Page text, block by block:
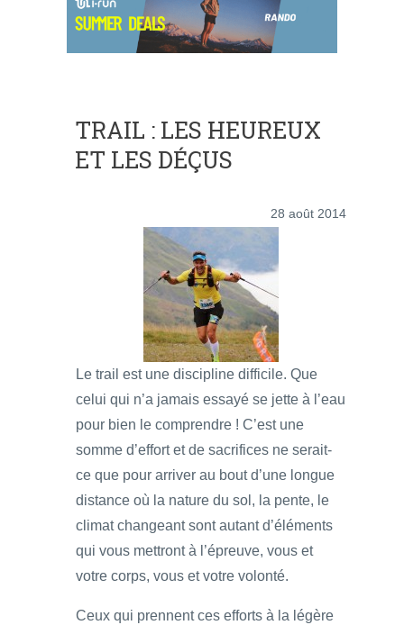
TRAIL : LES HEUREUX
ET LES DÉÇUS
28 août 2014
Le trail est une discipline difficile. Que
celui qui n’a jamais essayé se jette à l’eau
pour bien le comprendre ! C’est une
somme d’effort et de sacrifices ne serait-
ce que pour arriver au bout d’une longue
distance où la nature du sol, la pente, le
climat changeant sont autant d’éléments
qui vous mettront à l’épreuve, vous et
votre corps, vous et votre volonté.
Ceux qui prennent ces efforts à la légère